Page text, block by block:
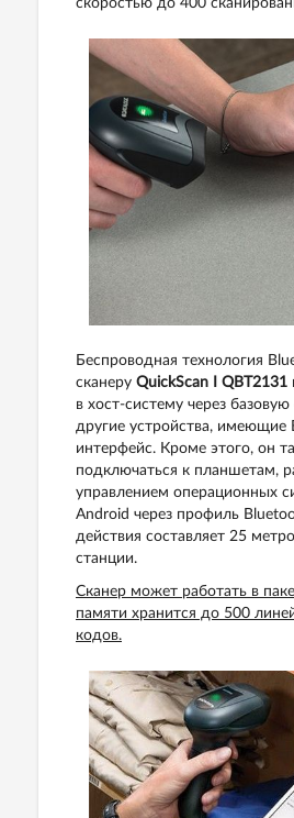
скоростью до 400
Беспроводная технология
сканеру QuickScan I QBT2131
в хост-систему через
другие устройства, имеющие
интерфейс. Кроме этого, он
подключаться к планшетам,
управлением операционных
Android через профиль
действия составляет 25
станции.
Сканер может работать в
памяти хранится до 500
кодов.